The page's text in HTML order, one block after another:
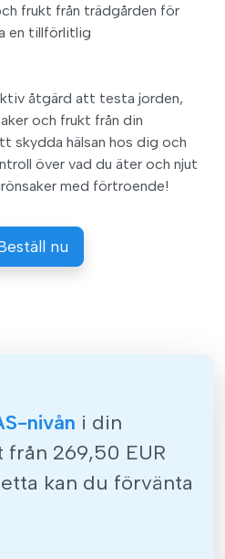
frukt från trädgården för
en tillförlitlig
åtgärd att testa jorden,
och frukt från din
skydda hälsan hos dig och
över vad du äter och njut
med förtroende!
nu
nivån i din
269,50 EUR
kan du förvänta